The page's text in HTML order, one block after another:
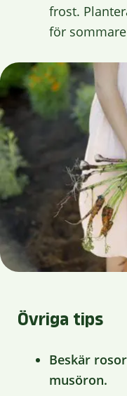
frost.
för
Övriga tips
Beskär
musöron.